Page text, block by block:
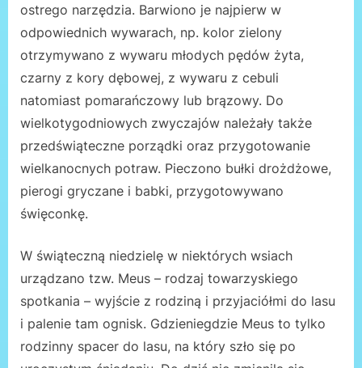
ostrego narzędzia. Barwiono je najpierw w
odpowiednich wywarach, np. kolor zielony
otrzymywano z wywaru młodych pędów żyta,
czarny z kory dębowej, z wywaru z cebuli
natomiast pomarańczowy lub brązowy. Do
wielkotygodniowych zwyczajów należały także
przedświąteczne porządki oraz przygotowanie
wielkanocnych potraw. Pieczono bułki drożdżowe,
pierogi gryczane i babki, przygotowywano
święconkę.
W świąteczną niedzielę w niektórych wsiach
urządzano tzw. Meus – rodzaj towarzyskiego
spotkania – wyjście z rodziną i przyjaciółmi do lasu
i palenie tam ognisk. Gdzieniegdzie Meus to tylko
rodzinny spacer do lasu, na który szło się po